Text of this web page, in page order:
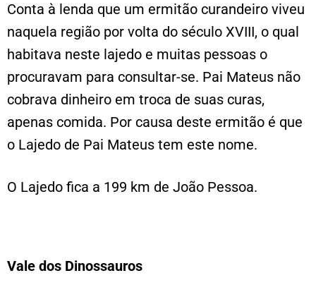
Conta à lenda que um ermitão curandeiro viveu
naquela região por volta do século XVIII, o qual
habitava neste lajedo e muitas pessoas o
procuravam para consultar-se. Pai Mateus não
cobrava dinheiro em troca de suas curas,
apenas comida. Por causa deste ermitão é que
o Lajedo de Pai Mateus tem este nome.
O Lajedo fica a 199 km de João Pessoa.
Vale dos Dinossauros